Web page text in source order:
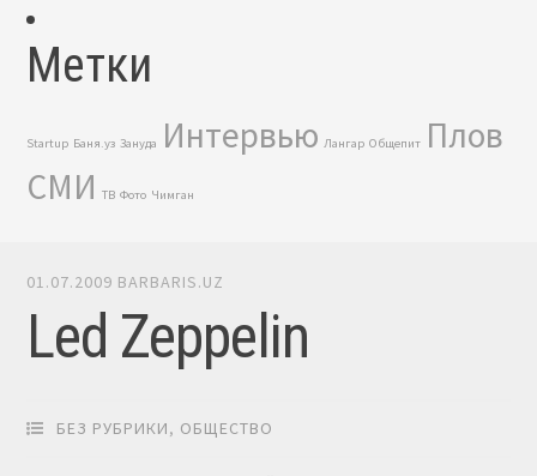
Метки
Startup Баня.уз Зануда Интервью Лангар Общепит Плов
СМИ ТВ Фото Чимган
01.07.2009 BARBARIS.UZ
Led Zeppelin
БЕЗ РУБРИКИ, ОБЩЕСТВО